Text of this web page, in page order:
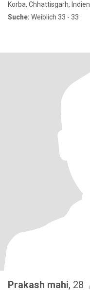
Korba, Chhattisgarh, Indien
Suche: Weiblich 33 - 33
Prakash mahi, 28